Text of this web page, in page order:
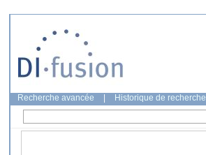
Recherche avancée Historique de recherche